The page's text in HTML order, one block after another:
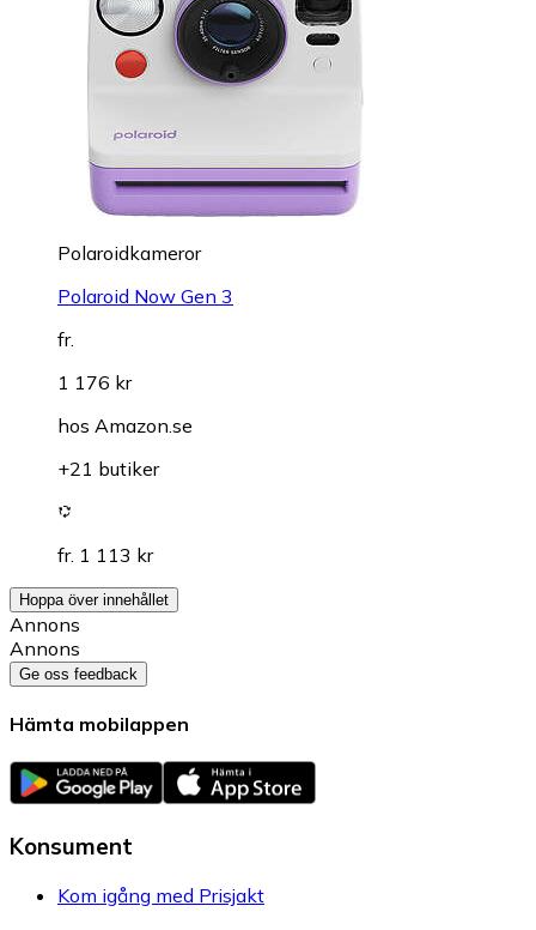
Polaroidkameror
Polaroid Now Gen 3
fr.
1 176 kr
hos Amazon.se
+21 butiker
fr. 1 113 kr
Hoppa över innehållet
Annons
Annons
Ge oss feedback
Hämta mobilappen
Konsument
Kom igång med Prisjakt